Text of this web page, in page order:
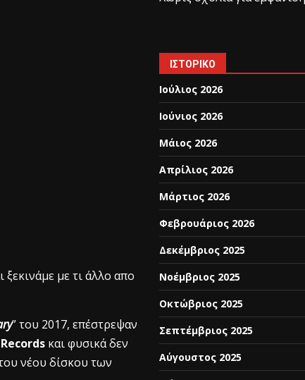
με τι άλλο απο
” του 2017, επέστρεψαν
και φυσικά δεν
νέου δίσκου των
ΙΣΤΟΡΙΚΌ
Ιούλιος 2026
Ιούνιος 2026
Μάιος 2026
Απρίλιος 2026
Μάρτιος 2026
Φεβρουάριος 2026
Δεκέμβριος 2025
Νοέμβριος 2025
Οκτώβριος 2025
Σεπτέμβριος 2025
Αύγουστος 2025